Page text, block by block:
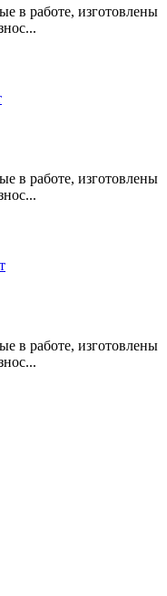
в работе, изготовлены
в работе, изготовлены
в работе, изготовлены